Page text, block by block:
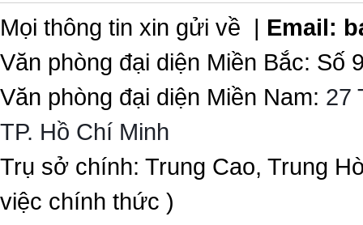
Mọi thông tin xin gửi về | Email:
Văn phòng đại diện Miền Bắc:
Văn phòng đại diện Miền Nam: 27
TP. Hồ Chí Minh
Trụ sở chính: Trung Cao, Trung
việc chính thức )